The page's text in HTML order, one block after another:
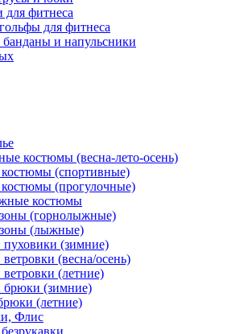
для фитнеса
для фитнеса
и напульсники
костюмы (весна-лето-осень)
(спортивные)
(прогулочные)
костюмы
(горнолыжные)
(лыжные)
пуховики (зимние)
(весна/осень)
(летние)
(зимние)
(летние)
Флис